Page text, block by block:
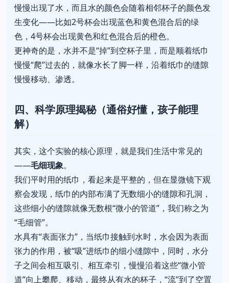
慢慢出现了水，而且水的颜色会随着相邻杯子的颜色发
生变化——比如2号杯会出现蓝色和黄色混合后的绿
色，4号杯会出现黄色和红色混合后的橙色。
更神奇的是，水并不是“掉”到空杯子里，而是顺着纸巾
慢慢“爬”过去的，就像水长了脚一样，沿着纸巾的缝隙
慢慢移动、渗透。
四、科学原理揭秘（通俗好懂，孩子能理
解）
其实，这个实验的核心原理，就是我们生活中常见的
——毛细现象。
我们平时用的纸巾，看起来是平整的，但在显微镜下观
察会发现，纸巾的内部布满了无数细小的缝隙和孔洞，
这些细小的缝隙就像无数根“微小的管道”，我们称之为
“毛细管”。
水具有“表面张力”，当纸巾接触到水时，水会因为表面
张力的作用，被“吸”进纸巾的细小缝隙中，同时，水分
子之间会相互吸引、相互牵引，慢慢沿着这些“微小管
道”向上攀爬、移动，最终从有水的杯子，“流”到了空置